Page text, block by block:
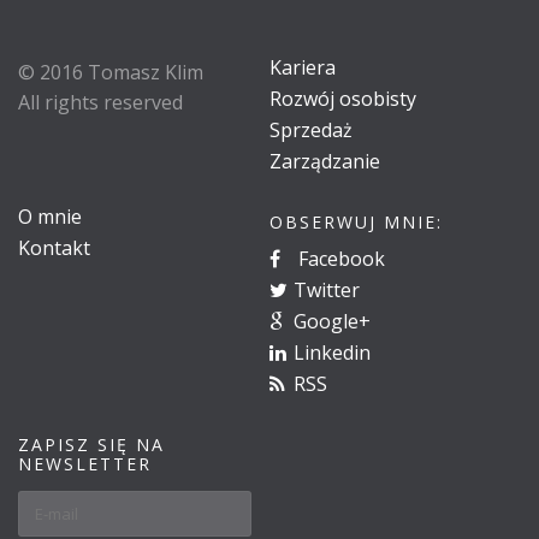
© 2016 Tomasz Klim
All rights reserved
Kariera
Rozwój osobisty
Sprzedaż
Zarządzanie
O mnie
Kontakt
OBSERWUJ MNIE:
Facebook
Twitter
Google+
Linkedin
RSS
ZAPISZ SIĘ NA
NEWSLETTER